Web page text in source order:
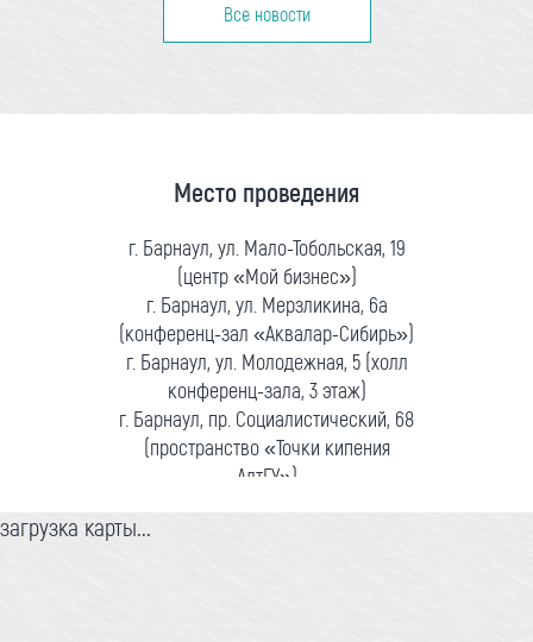
Все новости
Место проведения
г. Барнаул, ул. Мало-Тобольская, 19
(центр «Мой бизнес»)
г. Барнаул, ул. Мерзликина, 6а
(конференц-зал «Аквалар-Сибирь»)
г. Барнаул, ул. Молодежная, 5 (холл
конференц-зала, 3 этаж)
г. Барнаул, пр. Социалистический, 68
(пространство «Точки кипения
АлтГУ»)
загрузка карты...